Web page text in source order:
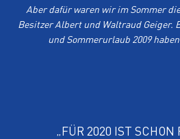
Aber dafür waren wir im Sommer
Besitzer Albert und Waltraud Geiger.
und Sommerurlaub 2009
„FÜR 2020 IST SCHON